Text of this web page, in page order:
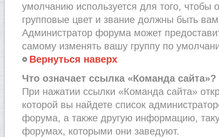
умолчанию используется для того, чтобы
групповые цвет и звание должны быть
Администратор форума может
самому изменять вашу группу по
Вернуться наверх
Что означает ссылка «Команда сайта»?
При нажатии ссылки «Команда сайта»
которой вы найдете список
форума, а также другую информацию,
форумах, которыми они заведуют.